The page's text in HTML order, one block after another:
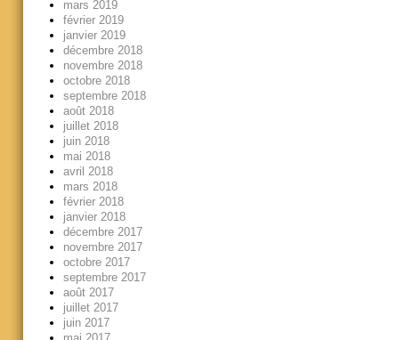
mars 2019
février 2019
janvier 2019
décembre 2018
novembre 2018
octobre 2018
septembre 2018
août 2018
juillet 2018
juin 2018
mai 2018
avril 2018
mars 2018
février 2018
janvier 2018
décembre 2017
novembre 2017
octobre 2017
septembre 2017
août 2017
juillet 2017
juin 2017